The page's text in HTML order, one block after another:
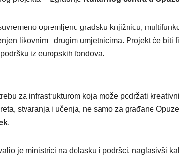
opremljenu gradsku knjižnicu,
likovnim i drugim umjetnicima. Projekt će biti
iz europskih fondova.
za infrastrukturom koja može podržati
stvaranja i učenja, ne samo za građane
.
je ministrici na dolasku i podršci, naglasivši